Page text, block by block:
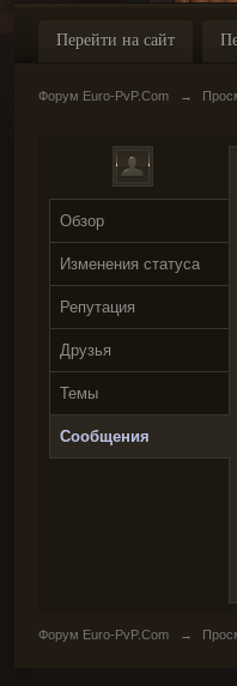
Перейти на сайт
Форум Euro-PvP.Com →
Обзор
Изменения статуса
Репутация
Друзья
Темы
Сообщения
Форум Euro-PvP.Com →